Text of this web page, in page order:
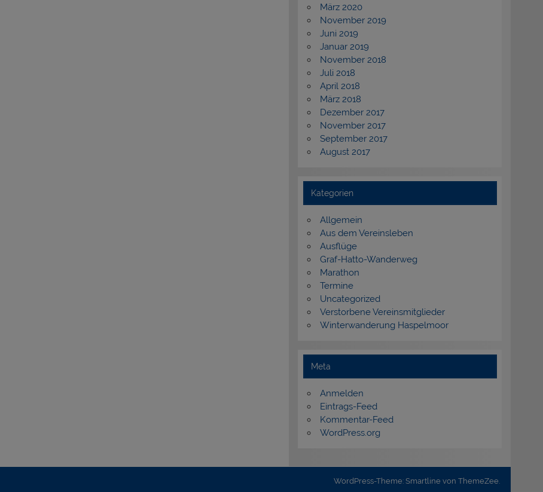
März 2020
November 2019
Juni 2019
Januar 2019
November 2018
Juli 2018
April 2018
März 2018
Dezember 2017
November 2017
September 2017
August 2017
Kategorien
Allgemein
Aus dem Vereinsleben
Ausflüge
Graf-Hatto-Wanderweg
Marathon
Termine
Uncategorized
Verstorbene Vereinsmitglieder
Winterwanderung Haspelmoor
Meta
Anmelden
Eintrags-Feed
Kommentar-Feed
WordPress.org
WordPress-Theme: Smartline von ThemeZee.